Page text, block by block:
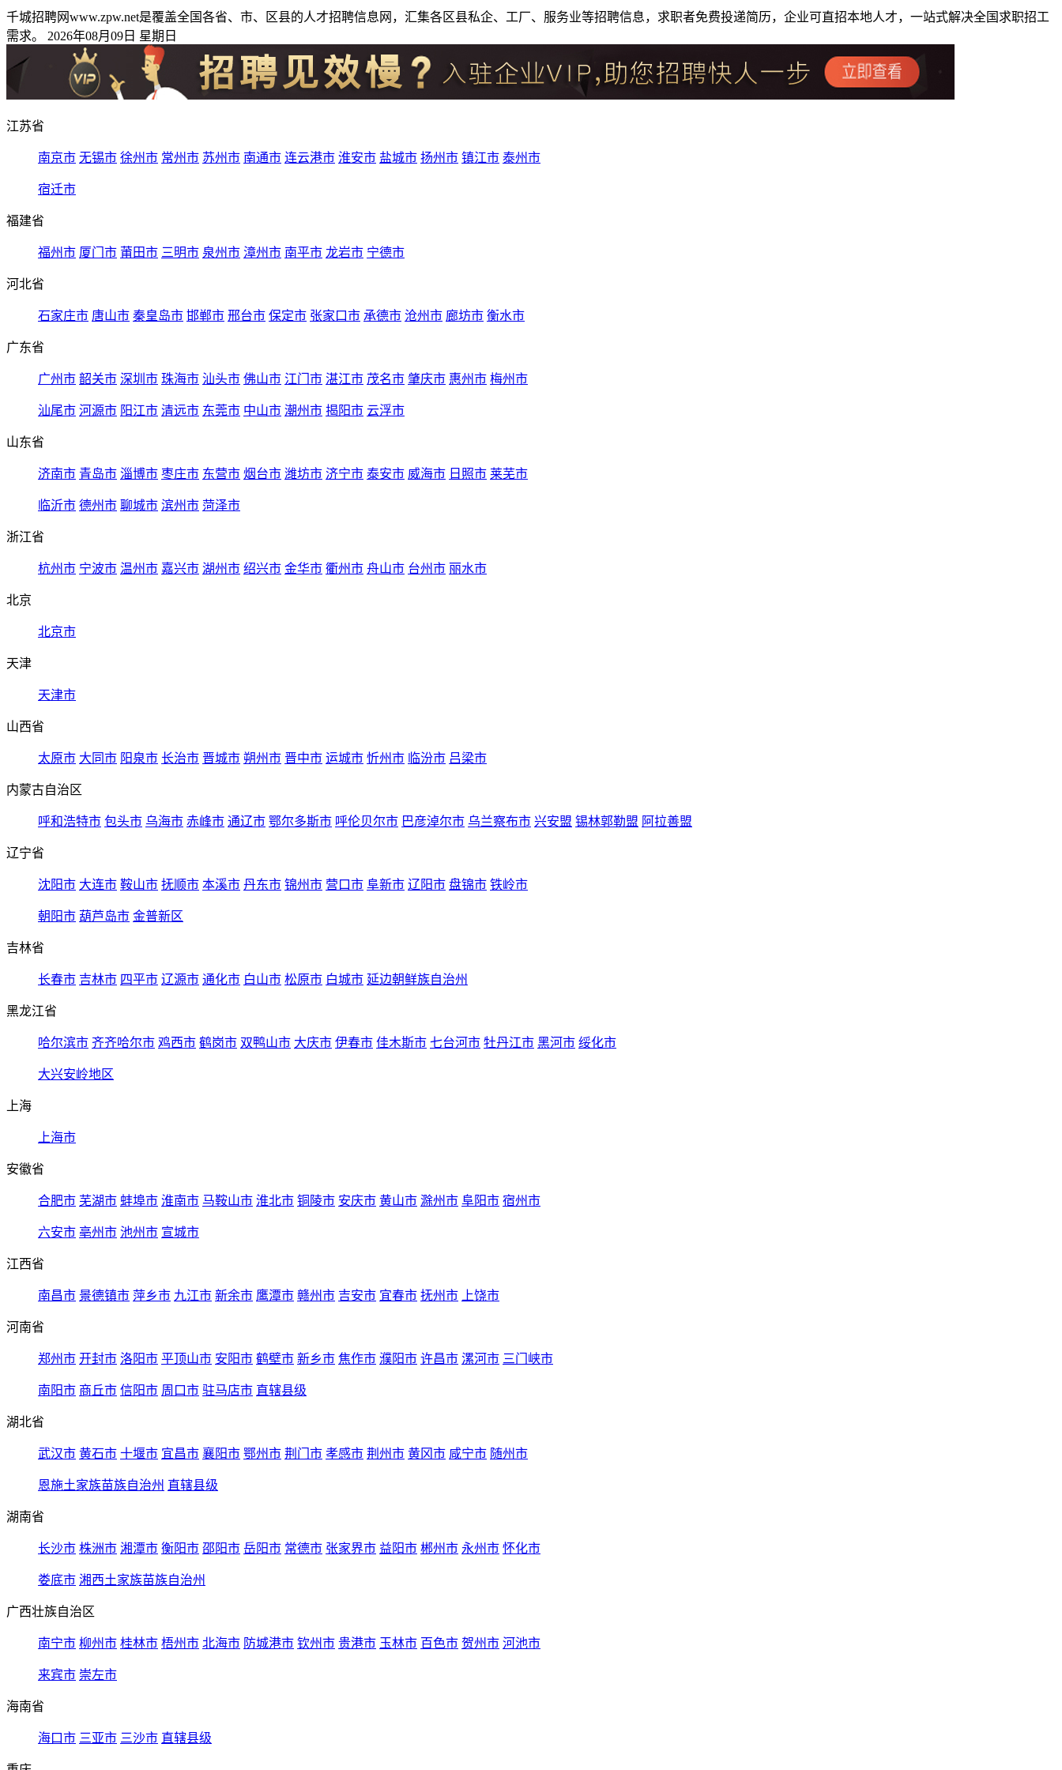
千城招聘网www.zpw.net是覆盖全国各省、市、区县的人才招聘信息网，汇集各区县私企、工厂、服务业等招聘信息，求职者免费投递简历，企业可直招本地人才，一站式解决全国求职招工
需求。 2026年08月09日 星期日
江苏省
南京市 无锡市 徐州市 常州市 苏州市 南通市 连云港市 淮安市 盐城市 扬州市 镇江市 泰州市
宿迁市
福建省
福州市 厦门市 莆田市 三明市 泉州市 漳州市 南平市 龙岩市 宁德市
河北省
石家庄市 唐山市 秦皇岛市 邯郸市 邢台市 保定市 张家口市 承德市 沧州市 廊坊市 衡水市
广东省
广州市 韶关市 深圳市 珠海市 汕头市 佛山市 江门市 湛江市 茂名市 肇庆市 惠州市 梅州市
汕尾市 河源市 阳江市 清远市 东莞市 中山市 潮州市 揭阳市 云浮市
山东省
济南市 青岛市 淄博市 枣庄市 东营市 烟台市 潍坊市 济宁市 泰安市 威海市 日照市 莱芜市
临沂市 德州市 聊城市 滨州市 菏泽市
浙江省
杭州市 宁波市 温州市 嘉兴市 湖州市 绍兴市 金华市 衢州市 舟山市 台州市 丽水市
北京
北京市
天津
天津市
山西省
太原市 大同市 阳泉市 长治市 晋城市 朔州市 晋中市 运城市 忻州市 临汾市 吕梁市
内蒙古自治区
呼和浩特市 包头市 乌海市 赤峰市 通辽市 鄂尔多斯市 呼伦贝尔市 巴彦淖尔市 乌兰察布市 兴安盟 锡林郭勒盟 阿拉善盟
辽宁省
沈阳市 大连市 鞍山市 抚顺市 本溪市 丹东市 锦州市 营口市 阜新市 辽阳市 盘锦市 铁岭市
朝阳市 葫芦岛市 金普新区
吉林省
长春市 吉林市 四平市 辽源市 通化市 白山市 松原市 白城市 延边朝鲜族自治州
黑龙江省
哈尔滨市 齐齐哈尔市 鸡西市 鹤岗市 双鸭山市 大庆市 伊春市 佳木斯市 七台河市 牡丹江市 黑河市 绥化市
大兴安岭地区
上海
上海市
安徽省
合肥市 芜湖市 蚌埠市 淮南市 马鞍山市 淮北市 铜陵市 安庆市 黄山市 滁州市 阜阳市 宿州市
六安市 亳州市 池州市 宣城市
江西省
南昌市 景德镇市 萍乡市 九江市 新余市 鹰潭市 赣州市 吉安市 宜春市 抚州市 上饶市
河南省
郑州市 开封市 洛阳市 平顶山市 安阳市 鹤壁市 新乡市 焦作市 濮阳市 许昌市 漯河市 三门峡市
南阳市 商丘市 信阳市 周口市 驻马店市 直辖县级
湖北省
武汉市 黄石市 十堰市 宜昌市 襄阳市 鄂州市 荆门市 孝感市 荆州市 黄冈市 咸宁市 随州市
恩施土家族苗族自治州 直辖县级
湖南省
长沙市 株洲市 湘潭市 衡阳市 邵阳市 岳阳市 常德市 张家界市 益阳市 郴州市 永州市 怀化市
娄底市 湘西土家族苗族自治州
广西壮族自治区
南宁市 柳州市 桂林市 梧州市 北海市 防城港市 钦州市 贵港市 玉林市 百色市 贺州市 河池市
来宾市 崇左市
海南省
海口市 三亚市 三沙市 直辖县级